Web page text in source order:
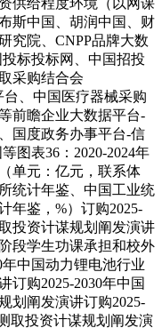
斯中国、胡润中国、财
究院、CNPP品牌大数
标投标网、中国招投
采购结合会
台、中国医疗器械采购
前瞻企业大数据平台-
国度政务办事平台-信
图表36：2020-2024年
单元：亿元，联系体
统计年鉴、中国工业统
年鉴，%）订购2025-
投资计谋规划阐发演讲
段学生功课承担和校外
中国动力锂电池行业
订购2025-2030年中国
划阐发演讲订购2025-
取投资计谋规划阐发演